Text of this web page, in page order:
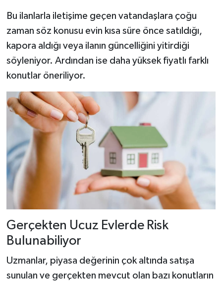
Bu ilanlarla iletişime geçen vatandaşlara çoğu
zaman söz konusu evin kısa süre önce satıldığı,
kapora aldığı veya ilanın güncelliğini yitirdiği
söyleniyor. Ardından ise daha yüksek fiyatlı farklı
konutlar öneriliyor.
Gerçekten Ucuz Evlerde Risk
Bulunabiliyor
Uzmanlar, piyasa değerinin çok altında satışa
sunulan ve gerçekten mevcut olan bazı konutların